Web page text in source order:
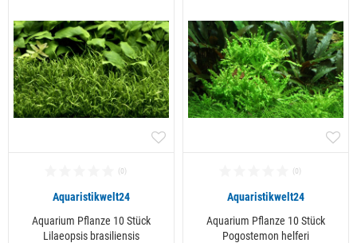
Aquaristikwelt24
Aquarium Pflanze 10 Stück
Lilaeopsis brasiliensis
Aquaristikwelt24
Aquarium Pflanze 10 Stück
Pogostemon helferi